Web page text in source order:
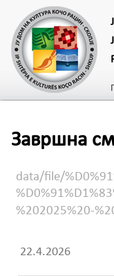
Завршна
data/file/
%202025%20-
22.4.2026